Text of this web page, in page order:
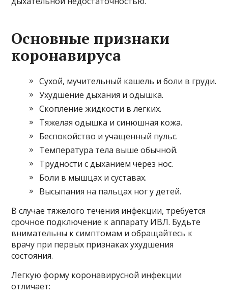
Основные признаки
коронавируса
Сухой, мучительный кашель и боли в груди.
Ухудшение дыхания и одышка.
Скопление жидкости в легких.
Тяжелая одышка и синюшная кожа.
Беспокойство и учащенный пульс.
Температура тела выше обычной.
Трудности с дыханием через нос.
Боли в мышцах и суставах.
Высыпания на пальцах ног у детей.
В случае тяжелого течения инфекции, требуется
срочное подключение к аппарату ИВЛ. Будьте
внимательны к симптомам и обращайтесь к
врачу при первых признаках ухудшения
состояния.
Легкую форму коронавирусной инфекции
отличает: